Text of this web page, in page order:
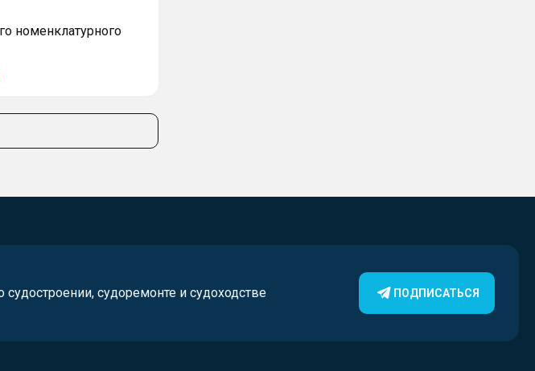
номенклатурного
судостроении, судоремонте и судоходстве ПОДПИСАТЬСЯ